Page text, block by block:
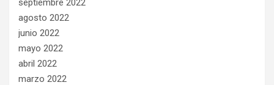
septiembre 2022
agosto 2022
junio 2022
mayo 2022
abril 2022
marzo 2022